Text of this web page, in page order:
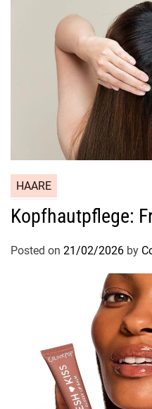
HAARE
Kopfhautpflege:
Posted on 21/02/2026 by